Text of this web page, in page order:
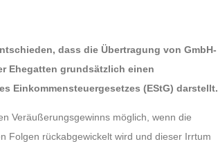
dass die Übertragung von GmbH-
Ehegatten grundsätzlich einen
Einkommensteuergesetzes (EStG) darstellt.
Veräußerungsgewinns möglich, wenn die
Folgen rückabgewickelt wird und dieser Irrtum